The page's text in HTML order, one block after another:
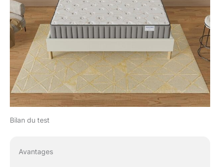
Bilan du test
Avantages